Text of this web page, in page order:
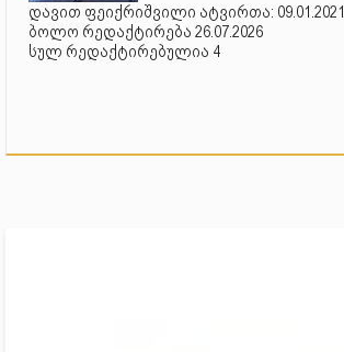
დავით ფეიქრიშვილი ატვირთა: 09.01.2021
ბოლო რედაქტირება 26.07.2026
სულ რედაქტირებულია 4